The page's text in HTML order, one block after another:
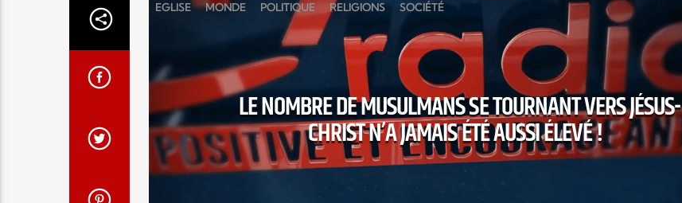
EGLISE MONDE POLITIQUE RELIGIONS SOCIÉTÉ
LE NOMBRE DE MUSULMANS SE TOURNANT VERS JÉSUS-
CHRIST N’A JAMAIS ÉTÉ AUSSI ÉLEVÉ !